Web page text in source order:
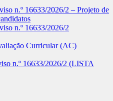
n.º 16633/2026/2 – Projeto de
n.º 16633/2026/2
Curricular (AC)
n.º 16633/2026/2 (LISTA